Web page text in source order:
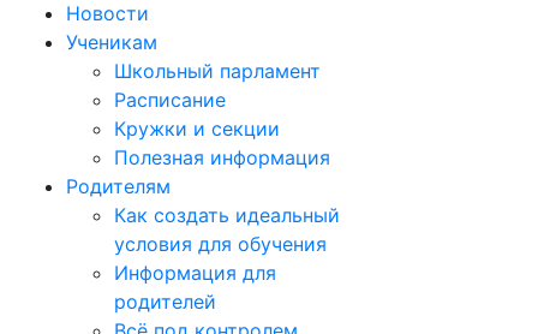
Новости
Ученикам
Школьный парламент
Расписание
Кружки и секции
Полезная информация
Родителям
Как создать идеальный
условия для обучения
Информация для
родителей